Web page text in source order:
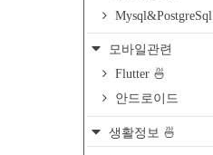
Mysql&PostgreSql
모바일관련
Flutter 🍜
안드로이드
생활정보 🍜